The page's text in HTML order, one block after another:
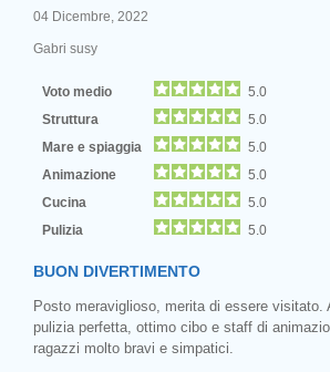
04 Dicembre, 2022
Gabri susy
Voto medio
5.0
Struttura
5.0
Mare e spiaggia
5.0
Animazione
5.0
Cucina
5.0
Pulizia
5.0
BUON DIVERTIMENTO
Posto meraviglioso, merita di essere visitato.
pulizia perfetta, ottimo cibo e staff di
ragazzi molto bravi e simpatici.